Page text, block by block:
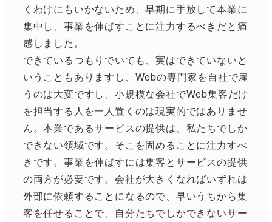
くわけにもいかないため、早期に手放して本業に
集中し、事業を伸ばすことに注力するべきだと痛
感しました。
できているつもりでいても、実はできていないと
いうこともありますし、Webの専門家を自社で雇
うのは大変ですし、小規模な会社でWeb集客だけ
を担当する人を一人置くのは現実的ではありませ
ん。本業であるサービスの提供は、私たちでしか
できない領域です。そこを固めることに注力すべ
きです。事業を伸ばすには集客とサービスの提供
の両方が必要です。会社が大きくなればいずれは
外部に依頼することになるので、早いうちから集
客を任せることで、自分たちでしかできないサー